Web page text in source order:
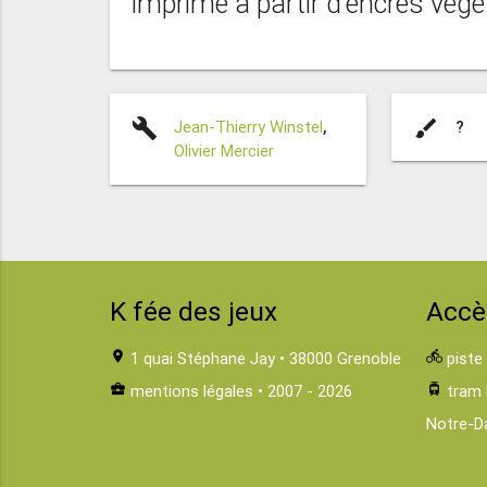
build Jean-Thierry Winstel,
Olivier Mercier
brush ?
K fée des jeux
location_on 1 quai Stéphane Jay • 38000 Grenoble
business_center mentions légales • 2007 - 2026
directions_bike piste
tram tram
Notre-